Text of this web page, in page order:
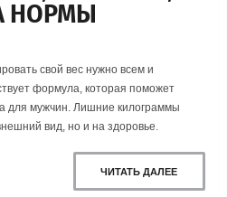
НОРМЫ
свой вес нужно всем и
формула, которая поможет
для мужчин. Лишние килограммы
вид, но и на здоровье.
ЧИТАТЬ ДАЛЕЕ